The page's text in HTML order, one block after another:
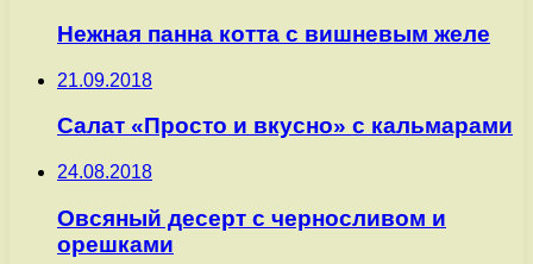
Нежная панна котта с вишневым желе
21.09.2018
Салат «Просто и вкусно» с кальмарами
24.08.2018
Овсяный десерт с черносливом и
орешками